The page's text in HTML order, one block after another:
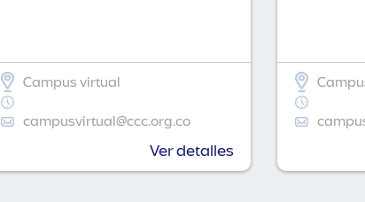
Campus virtual
campusvirtual@ccc.org.co
Ver detalles